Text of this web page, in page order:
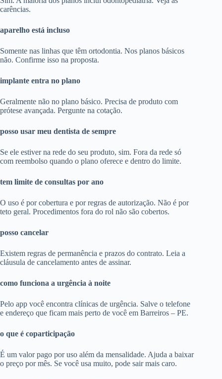
carências.
aparelho está incluso
Somente nas linhas que têm ortodontia. Nos planos básicos
não. Confirme isso na proposta.
implante entra no plano
Geralmente não no plano básico. Precisa de produto com
prótese avançada. Pergunte na cotação.
posso usar meu dentista de sempre
Se ele estiver na rede do seu produto, sim. Fora da rede só
com reembolso quando o plano oferece e dentro do limite.
tem limite de consultas por ano
O uso é por cobertura e por regras de autorização. Não é por
teto geral. Procedimentos fora do rol não são cobertos.
posso cancelar
Existem regras de permanência e prazos do contrato. Leia a
cláusula de cancelamento antes de assinar.
como funciona a urgência à noite
Pelo app você encontra clínicas de urgência. Salve o telefone
e endereço que ficam mais perto de você em Barreiros – PE.
o que é coparticipação
É um valor pago por uso além da mensalidade. Ajuda a baixar
o preço por mês. Se você usa muito, pode sair mais caro.